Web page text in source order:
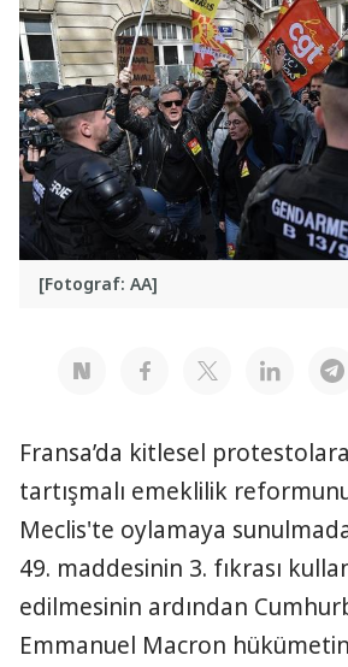
[Fotograf: AA]
Fransa’da kitlesel
tartışmalı emeklilik
Meclis'te oylamaya
49. maddesinin 3. fıkrası
edilmesinin ardından
Emmanuel Macron